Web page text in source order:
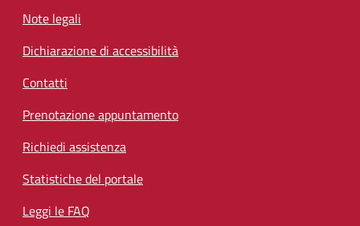
Note legali
Dichiarazione di accessibilità
Contatti
Prenotazione appuntamento
Richiedi assistenza
Statistiche del portale
Leggi le FAQ